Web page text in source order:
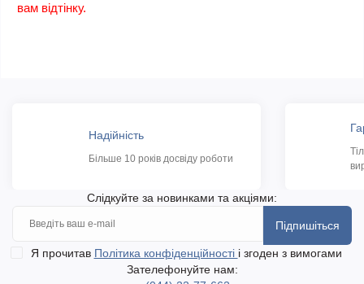
вам відтінку.
Надійність
Більше 10 років досвіду роботи
Слідкуйте за новинками та акціями:
Підпишіться
Я прочитав Політика конфіденційності і згоден з вимогами
Зателефонуйте нам: